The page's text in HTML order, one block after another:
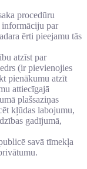
procedūru
informāciju par
ērti pieejamu tās
atzīst par
(ir pievienojies
pienākumu atzīt
attiecīgajā
plašsaziņas
kļūdas labojumu,
gadījumā,
savā tīmekļa